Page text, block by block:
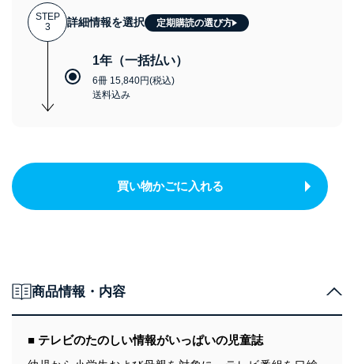
STEP
3
詳細情報を選択 定期購読の選び方
1年（一括払い）
6冊 15,840円(税込)
送料込み
買い物かごに入れる
商品情報・内容
■ テレビのたのしい情報がいっぱいの児童誌